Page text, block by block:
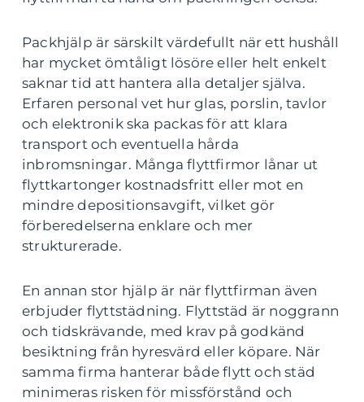
Packhjälp är särskilt värdefullt när ett hushåll
har mycket ömtåligt lösöre eller helt enkelt
saknar tid att hantera alla detaljer själva.
Erfaren personal vet hur glas, porslin, tavlor
och elektronik ska packas för att klara
transport och eventuella hårda
inbromsningar. Många flyttfirmor lånar ut
flyttkartonger kostnadsfritt eller mot en
mindre depositionsavgift, vilket gör
förberedelserna enklare och mer
strukturerade.
En annan stor hjälp är när flyttfirman även
erbjuder flyttstädning. Flyttstäd är noggrann
och tidskrävande, med krav på godkänd
besiktning från hyresvärd eller köpare. När
samma firma hanterar både flytt och städ
minimeras risken för missförstånd och